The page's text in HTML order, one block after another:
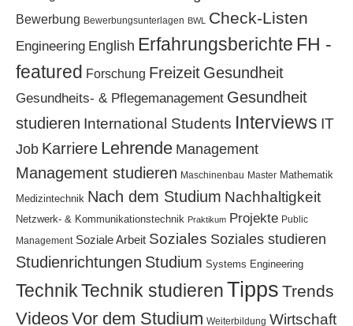
Bewerbung Bewerbungsunterlagen BWL Check-Listen
Engineering English Erfahrungsberichte FH -
featured Forschung Freizeit Gesundheit
Gesundheits- & Pflegemanagement Gesundheit
studieren International Students Interviews IT
Job Karriere Lehrende Management
Management studieren Maschinenbau Master Mathematik
Medizintechnik Nach dem Studium Nachhaltigkeit
Netzwerk- & Kommunikationstechnik Praktikum Projekte Public
Management Soziale Arbeit Soziales Soziales studieren
Studienrichtungen Studium Systems Engineering
TechnikTechnik studierenTipps Trends
Videos Vor dem Studium Weiterbildung Wirtschaft